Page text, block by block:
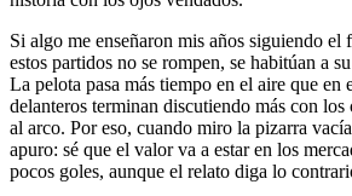
Si algo me enseñaron mis años siguiendo el
estos partidos no se rompen, se habitúan a
La pelota pasa más tiempo en el aire que en
delanteros terminan discutiendo más con los
al arco. Por eso, cuando miro la pizarra
apuro: sé que el valor va a estar en los
pocos goles, aunque el relato diga lo